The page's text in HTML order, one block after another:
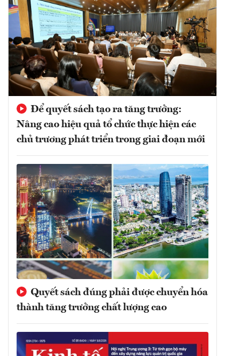
Để quyết sách tạo ra tăng trưởng:
Nâng cao hiệu quả tổ chức thực hiện các
chủ trương phát triển trong giai đoạn mới
Quyết sách đúng phải được chuyển hóa
thành tăng trưởng chất lượng cao